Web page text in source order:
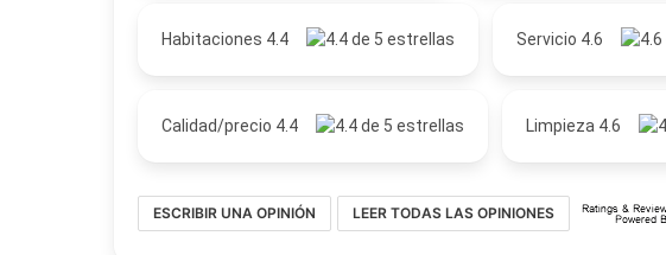
Habitaciones 4.4 Servicio 4.6
Calidad/precio 4.4 Limpieza 4.6
ESCRIBIR UNA OPINIÓN LEER TODAS LAS OPINIONES